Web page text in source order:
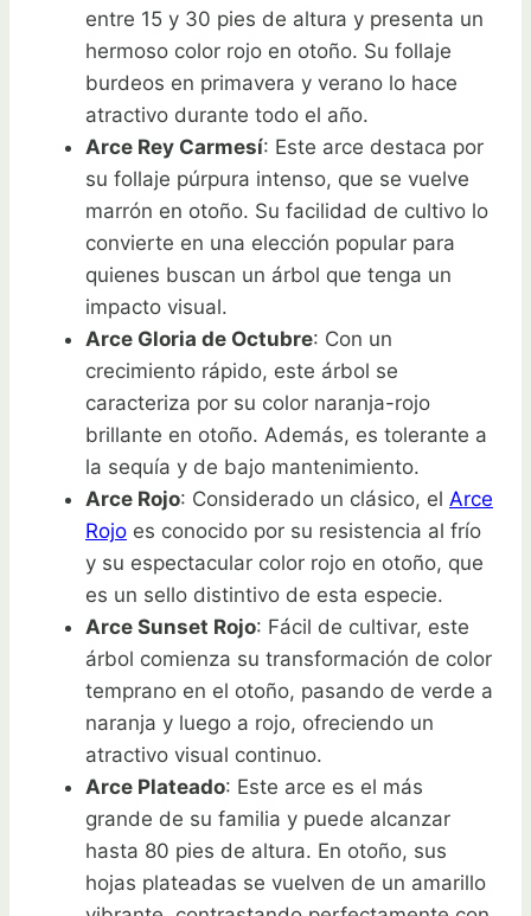
entre 15 y 30 pies de altura y presenta un
hermoso color rojo en otoño. Su follaje
burdeos en primavera y verano lo hace
atractivo durante todo el año.
Arce Rey Carmesí: Este arce destaca por
su follaje púrpura intenso, que se vuelve
marrón en otoño. Su facilidad de cultivo lo
convierte en una elección popular para
quienes buscan un árbol que tenga un
impacto visual.
Arce Gloria de Octubre: Con un
crecimiento rápido, este árbol se
caracteriza por su color naranja-rojo
brillante en otoño. Además, es tolerante a
la sequía y de bajo mantenimiento.
Arce Rojo: Considerado un clásico, el Arce
Rojo es conocido por su resistencia al frío
y su espectacular color rojo en otoño, que
es un sello distintivo de esta especie.
Arce Sunset Rojo: Fácil de cultivar, este
árbol comienza su transformación de color
temprano en el otoño, pasando de verde a
naranja y luego a rojo, ofreciendo un
atractivo visual continuo.
Arce Plateado: Este arce es el más
grande de su familia y puede alcanzar
hasta 80 pies de altura. En otoño, sus
hojas plateadas se vuelven de un amarillo